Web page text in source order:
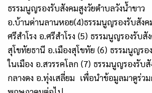
ธรรมนูญรองรับสังคมสูงวัยตำบลวังน้ำขาว
อ.บ้านด่านลานหอย(4)ธรรมนูญรองรับสังค
ศรีสำโรง อ.ศรีสำโรง (5) ธรรมนูญรองรับสั
สุโขทัยธานี อ.เมืองสุโขทัย (6) ธรรมนูญรอ
ในเมือง อ.สวรรคโลก (7) ธรรมนูญรองรับ
กลางดง อ.ทุ่งเสลี่ยม เพื่อนำข้อมูลมาดูร่ว